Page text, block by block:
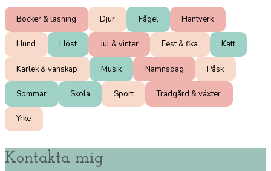
Böcker & läsning Djur Fågel Hantverk
Hund Höst Jul & vinter Fest & fika Katt
Kärlek & vänskap Musik Namnsdag Påsk
Sommar Skola Sport Trädgård & växter
Yrke
Kontakta mig